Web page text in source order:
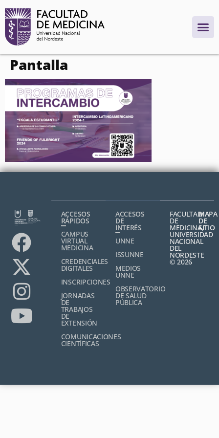
contenido
Pantalla
ACCESOS
RÁPIDOS
CAMPUS
VIRTUAL
MEDICINA
CREDENCIALES
DIGITALES
INSCRIPCIONES
JORNADAS
DE
TRABAJOS
DE
EXTENSIÓN
COMUNICACIONES
CIENTÍFICAS
ACCESOS
DE
INTERÉS
UNNE
ISSUNNE
MEDIOS
UNNE
OBSERVATORIO
DE SALUD
PÚBLICA
FACULTAD
DE
MEDICINA,
UNIVERSIDAD
NACIONAL
DEL
NORDESTE
© 2026
MAPA
DE
SITIO